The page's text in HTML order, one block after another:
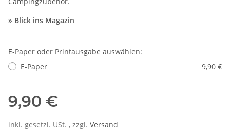
» Blick ins Magazin
E-Paper oder Printausgabe auswählen:
E-Paper
9,90 €
9,90 €
inkl. gesetzl. USt. , zzgl. Versand